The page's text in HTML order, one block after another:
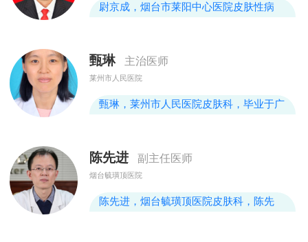
尉京成，烟台市莱阳中心医院皮肤性病
学会会员，从事皮肤病性病专业三十余
年，发表论文八篇，科研成果两项，擅长
于慢性湿疹、荨麻疹、银屑病和白癜风等
甄琳 主治医师
莱州市人民医院
甄琳，莱州市人民医院皮肤科，毕业于广
肤病医院进修学习
陈先进 副主任医师
烟台毓璜顶医院
陈先进，烟台毓璜顶医院皮肤科，陈先